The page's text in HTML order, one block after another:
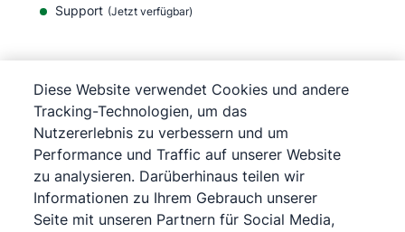
Support (Jetzt verfügbar)
©2026Pipedrive
Pipedrive
Nutzungsbedingungen
Pipedrive
Datenschutzerklärung
Impressum
Sitemap
Cookie-Richtlinie
Diese Website verwendet Cookies und andere
Tracking-Technologien, um das
Nutzererlebnis zu verbessern und um
Performance und Traffic auf unserer Website
zu analysieren. Darüberhinaus teilen wir
Informationen zu Ihrem Gebrauch unserer
Seite mit unseren Partnern für Social Media,